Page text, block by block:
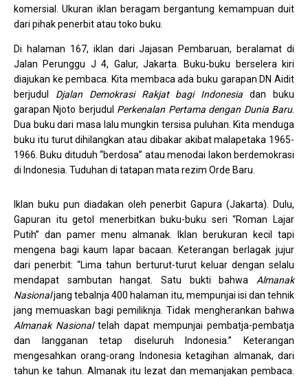
komersial. Ukuran iklan beragam bergantung kemampuan duit
dari pihak penerbit atau toko buku.
Di halaman 167, iklan dari Jajasan Pembaruan, beralamat di
Jalan Perunggu J 4, Galur, Jakarta. Buku-buku berselera kiri
diajukan ke pembaca. Kita membaca ada buku garapan DN Aidit
berjudul Djalan Demokrasi Rakjat bagi Indonesia dan buku
garapan Njoto berjudul Perkenalan Pertama dengan Dunia Baru.
Dua buku dari masa lalu mungkin tersisa puluhan. Kita menduga
buku itu turut dihilangkan atau dibakar akibat malapetaka 1965-
1966. Buku dituduh “berdosa” atau menodai lakon berdemokrasi
di Indonesia. Tuduhan di tatapan mata rezim Orde Baru.
Iklan buku pun diadakan oleh penerbit Gapura (Jakarta). Dulu,
Gapuran itu getol menerbitkan buku-buku seri “Roman Lajar
Putih” dan pamer menu almanak. Iklan berukuran kecil tapi
mengena bagi kaum lapar bacaan. Keterangan berlagak jujur
dari penerbit: “Lima tahun berturut-turut keluar dengan selalu
mendapat sambutan hangat. Satu bukti bahwa Almanak
Nasionaljang tebalnja 400 halaman itu, mempunjai isi dan tehnik
jang memuaskan bagi pemiliknja. Tidak mengherankan bahwa
Almanak Nasionaltelah dapat mempunjai pembatja-pembatja
dan langganan tetap diseluruh Indonesia.” Keterangan
mengesahkan orang-orang Indonesia ketagihan almanak, dari
tahun ke tahun. Almanak itu lezat dan memanjakan pembaca.